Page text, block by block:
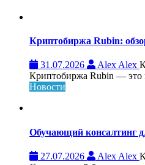
Криптобиржа Rubin:
31.07.2026 Alex Alex
Криптобиржа Rubin — это
Новости
Обучающий консалтинг
27.07.2026 Alex Alex